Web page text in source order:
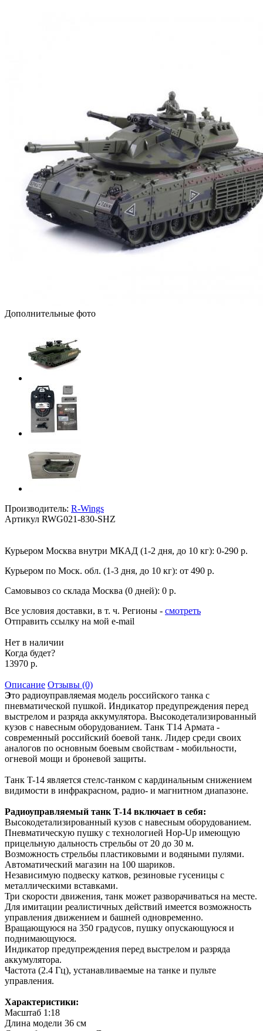
Дополнительные фото
Производитель: R-Wings
Артикул RWG021-830-SHZ
Курьером Москва внутри МКАД (1-2 дня, до 10 кг): 0-290 р.
Курьером по Моск. обл. (1-3 дня, до 10 кг): от 490 р.
Самовывоз со склада Москва (0 дней): 0 р.
Все условия доставки, в т. ч. Регионы - смотреть
Отправить ссылку на мой e-mail
Нет в наличии
Когда будет?
13970 р.
Описание Отзывы (0)
Это радиоуправляемая модель российского танка с
пневматической пушкой. Индикатор предупреждения перед
выстрелом и разряда аккумулятора. Высокодетализированный
кузов с навесным оборудованием. Танк Т14 Армата -
современный российский боевой танк. Лидер среди своих
аналогов по основным боевым свойствам - мобильности,
огневой мощи и броневой защиты.
Tанк T-14 является стелс-танком с кардинальным снижением
видимости в инфракрасном, радио- и магнитном диапазоне.
Радиоуправляемый танк T-14 включает в себя:
Высокодетализированный кузов с навесным оборудованием.
Пневматическую пушку с технологией Hop-Up имеющую
прицельную дальность стрельбы от 20 до 30 м.
Возможность стрельбы пластиковыми и водяными пулями.
Автоматический магазин на 100 шариков.
Независимую подвеску катков, резиновые гусеницы с
металлическими вставками.
Три скорости движения, танк может разворачиваться на месте.
Для имитации реалистичных действий имеется возможность
управления движением и башней одновременно.
Вращающуюся на 350 градусов, пушку опускающуюся и
поднимающуюся.
Индикатор предупреждения перед выстрелом и разряда
аккумулятора.
Частота (2.4 Гц), устанавливаемые на танке и пульте
управления.
Характеристики:
Масштаб 1:18
Длина модели 36 см